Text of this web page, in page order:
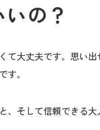
の？
て大丈夫です。思い
す。
、そして信頼できる